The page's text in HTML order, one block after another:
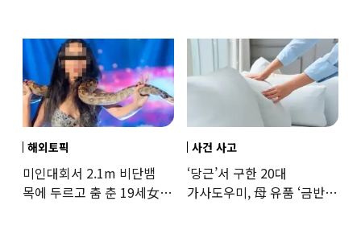
해외토픽
미인대회서 2.1m 비단뱀
목에 두르고 춤 춘 19세女
사건 사고
‘당근’서 구한 20대
가사도우미, 母 유품 ‘금반지